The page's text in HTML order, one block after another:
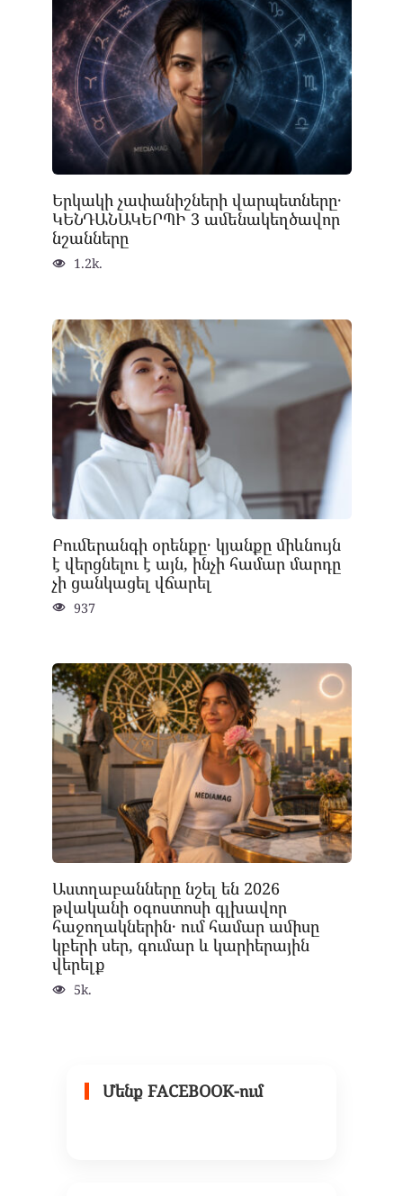
Երկակի չափանիշների վարպետները․
ԿԵՆԴԱՆԱԿԵՐՊԻ 3 ամենակեղծավոր
նշանները
1.2k.
Բումերանգի օրենքը․ կյանքը միևնույն
է վերցնելու է այն, ինչի համար մարդը
չի ցանկացել վճարել
937
Աստղաբանները նշել են 2026
թվականի օգոստոսի գլխավոր
հաջողակներին․ ում համար ամիսը
կբերի սեր, գումար և կարիերային
վերելք
5k.
Մենք FACEBOOK-ում